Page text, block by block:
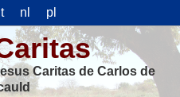
nl pl
Caritas de Carlos de